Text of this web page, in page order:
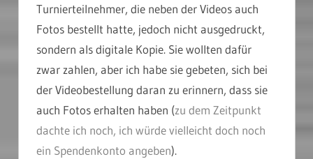
Turnierteilnehmer, die neben der Videos auch
Fotos bestellt hatte, jedoch nicht ausgedruckt,
sondern als digitale Kopie. Sie wollten dafür
zwar zahlen, aber ich habe sie gebeten, sich bei
der Videobestellung daran zu erinnern, dass sie
auch Fotos erhalten haben (zu dem Zeitpunkt
dachte ich noch, ich würde vielleicht doch noch
ein Spendenkonto angeben).